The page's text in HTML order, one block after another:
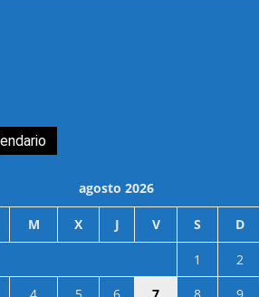
agosto 2026
M X J V S D
1
2